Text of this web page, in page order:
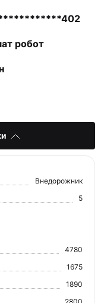
робот
Внедорожник
5
4780
1675
1890